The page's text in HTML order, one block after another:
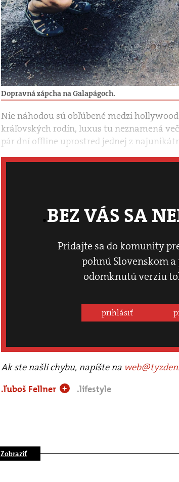
Dopravná zápcha na Galapágoch.
Nie náhodou sú obľúbené medzi
kráľovských rodín, luxus tu neznamená
pár dní offline uprostred jednej z
BEZ VÁS SA
Pridajte sa do komunity
pohnú Slovenskom
odomknutú verziu
prihlásiť
Ak ste našli chybu, napíšte na
.ľuboš Fellner
+ .lifestyle
Zobraziť